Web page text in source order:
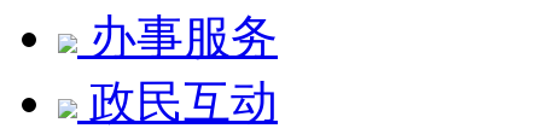
办事服务
政民互动